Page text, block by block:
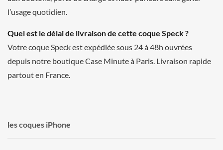
l’usage quotidien.
Quel est le délai de livraison de cette coque Speck ?
Votre coque Speck est expédiée sous 24 à 48h ouvrées
depuis notre boutique Case Minute à Paris. Livraison rapide
partout en France.
les coques iPhone